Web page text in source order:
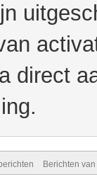
direct
Berichten